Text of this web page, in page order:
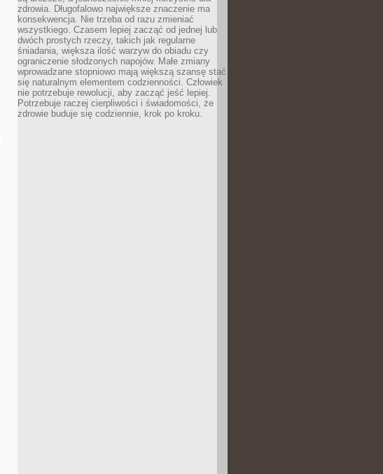
zdrowia. Długofalowo największe znaczenie ma
konsekwencja. Nie trzeba od razu zmieniać
wszystkiego. Czasem lepiej zacząć od jednej lub
dwóch prostych rzeczy, takich jak regularne
śniadania, większa ilość warzyw do obiadu czy
ograniczenie słodzonych napojów. Małe zmiany
wprowadzane stopniowo mają większą szansę stać
się naturalnym elementem codzienności. Człowiek
nie potrzebuje rewolucji, aby zacząć jeść lepiej.
Potrzebuje raczej cierpliwości i świadomości, że
zdrowie buduje się codziennie, krok po kroku.